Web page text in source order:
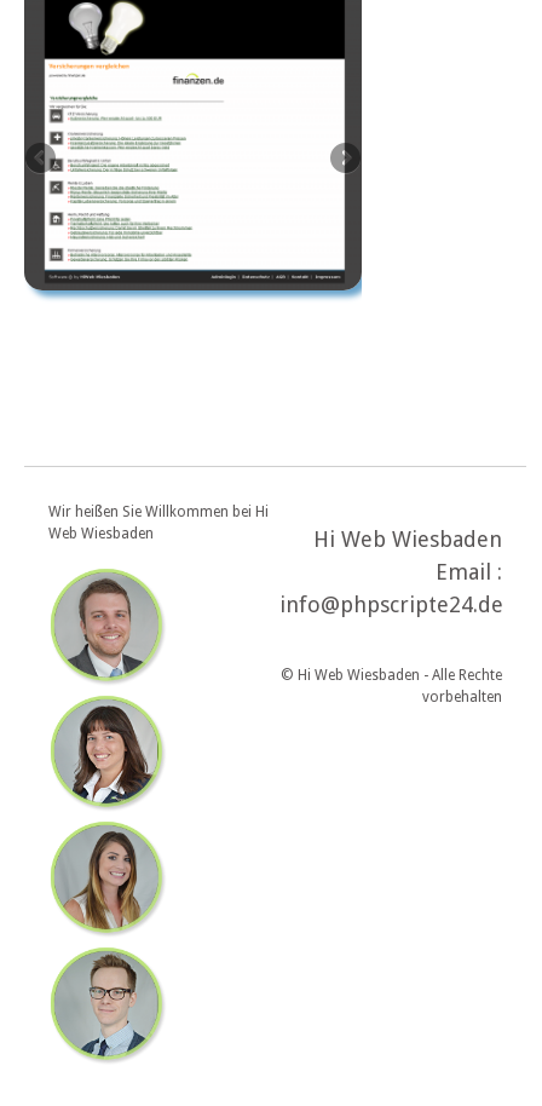
Wir heißen Sie Willkommen bei Hi
Web Wiesbaden
Hi Web Wiesbaden
Email :
info@phpscripte24.de
© Hi Web Wiesbaden - Alle Rechte
vorbehalten